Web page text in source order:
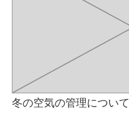
冬の空気の管理について